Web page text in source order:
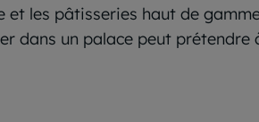
et les pâtisseries haut de
dans un palace peut